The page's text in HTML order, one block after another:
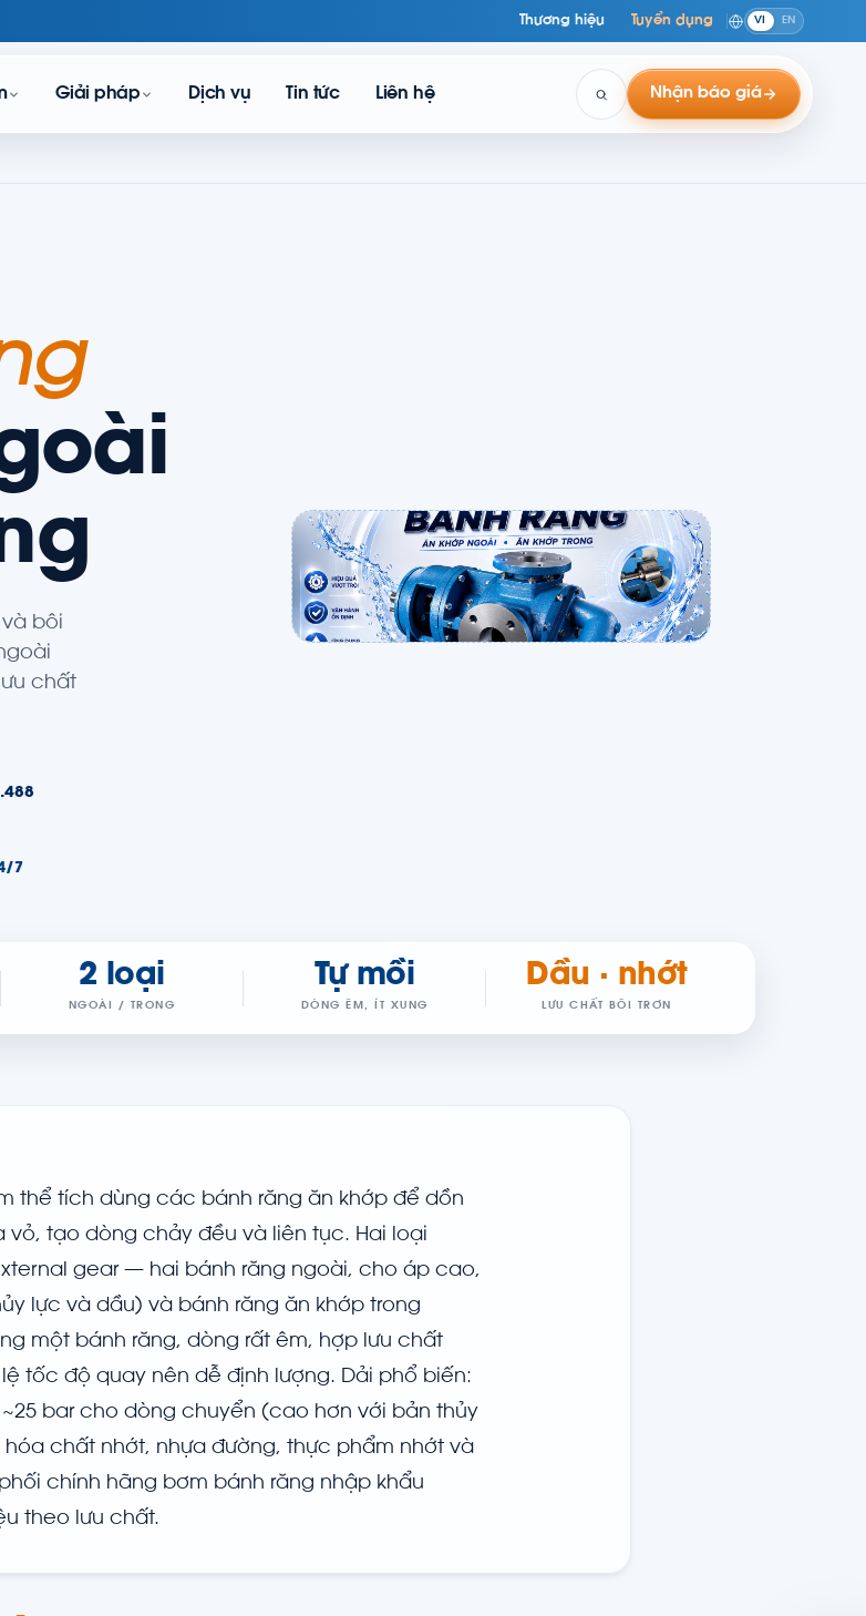
Thương hiệu Tuyển dụng VI EN
Giải pháp Dịch vụ Tin tức Liên hệ Nhận báo giá
bôi
chất
7
2 loại
NGOÀI / TRONG
Tự mồi
DÒNG ÊM, ÍT XUNG
Dầu · nhớt
LƯU CHẤT BÔI TRƠN
thể tích dùng các bánh răng ăn khớp để dồn
vỏ, tạo dòng chảy đều và liên tục. Hai loại
gear — hai bánh răng ngoài, cho áp cao,
lực và dầu) và bánh răng ăn khớp trong
một bánh răng, dòng rất êm, hợp lưu chất
tốc độ quay nên dễ định lượng. Dải phổ biến:
~25 bar cho dòng chuyển (cao hơn với bản thủy
chất nhớt, nhựa đường, thực phẩm nhớt và
chính hãng bơm bánh răng nhập khẩu
theo lưu chất.